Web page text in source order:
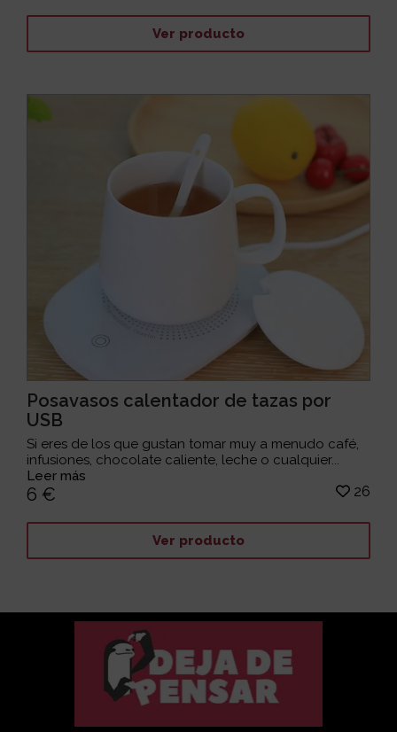
Ver producto
Posavasos calentador de tazas por
USB
Si eres de los que gustan tomar muy a menudo café,
infusiones, chocolate caliente, leche o cualquier...
Leer más
6 € 26
Ver producto